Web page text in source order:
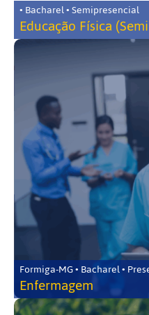
• Bacharel • Semipresencial
Educação Física
Formiga-MG • Bacharel •
Enfermagem